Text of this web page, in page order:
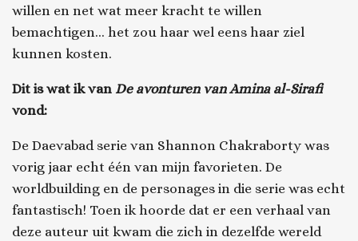
willen en net wat meer kracht te willen
bemachtigen... het zou haar wel eens haar ziel
kunnen kosten.
Dit is wat ik van De avonturen van Amina al-Sirafi
vond:
De Daevabad serie van Shannon Chakraborty was
vorig jaar echt één van mijn favorieten. De
worldbuilding en de personages in die serie was echt
fantastisch! Toen ik hoorde dat er een verhaal van
deze auteur uit kwam die zich in dezelfde wereld